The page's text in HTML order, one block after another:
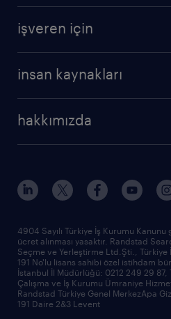
işveren için
insan kaynakları
hakkımızda
4904 Sayılı Türkiye İş Kurumu
ücret alınması yasaktır. Randstad
Seçme ve Yerleştirme Ltd.Şti., Türkiye
191 No'lu lisans sahibi özel istihdam
İstanbul İl Müdürlüğü: 0212 249 29 87,
Çalışma ve İş Kurumu Ümraniye
Randstad Türkiye Genel MerkezApa
191 Daire 2&3 Levent